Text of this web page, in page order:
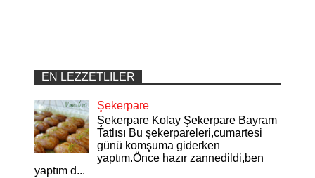
EN LEZZETLILER
Şekerpare
Şekerpare Kolay Şekerpare Bayram
Tatlısı Bu şekerpareleri,cumartesi
günü komşuma giderken
yaptım.Önce hazır zannedildi,ben
yaptım d...